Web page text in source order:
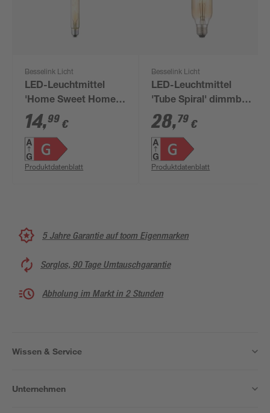
Besselink Licht
LED-Leuchtmittel
'Home Sweet Home'
dimmbar Zylinder E27
5 W 500 lm warmweiß
14,99 €
Produktdatenblatt
Besselink Licht
LED-Leuchtmittel
'Tube Spiral' dimmbar
Zylinder gold E27 4 W
280 lm warmweiß
28,79 €
Produktdatenblatt
5 Jahre Garantie auf toom Eigenmarken
Sorglos, 90 Tage Umtauschgarantie
Abholung im Markt in 2 Stunden
Wissen & Service
Unternehmen